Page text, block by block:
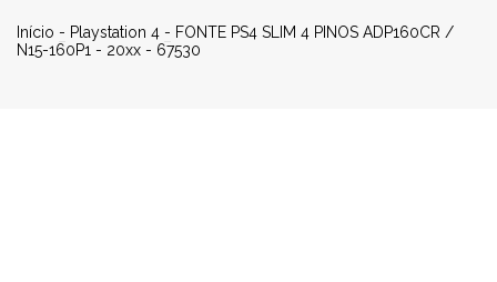
Início - Playstation 4 - FONTE PS4 SLIM 4 PINOS ADP160CR /
N15-160P1 - 20xx - 67530